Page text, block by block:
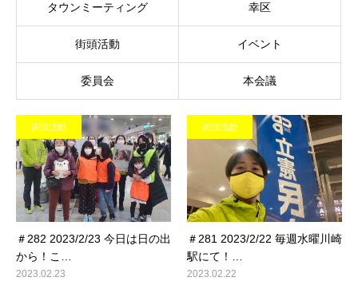
タウンミーティング 幸区
街頭活動 イベント
委員会 本会議
街頭活動
＃282 2023/2/23 今日は日の出
から！こ…
2023.02.23
街頭活動
＃281 2023/2/22 毎週水曜川崎
駅にて！…
2023.02.22